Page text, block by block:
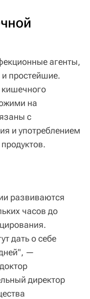
агенты,
простейшие.
на
с
и употреблением
развиваются
часов до
дать о себе
—
директор